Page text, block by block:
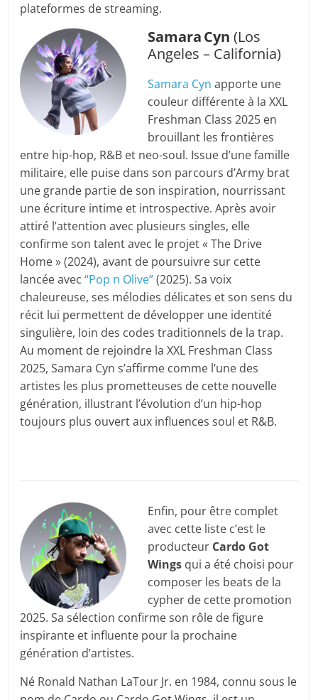
plateformes de streaming.
Samara Cyn (Los
Angeles – California)
Samara Cyn apporte une
couleur différente à la XXL
Freshman Class 2025 en
brouillant les frontières
entre hip-hop, R&B et neo-soul. Issue d’une famille
militaire, elle puise dans son parcours d’Army brat
une grande partie de son inspiration, nourrissant
une écriture intime et introspective. Après avoir
attiré l’attention avec plusieurs singles, elle
confirme son talent avec le projet « The Drive
Home » (2024), avant de poursuivre sur cette
lancée avec“Pop n Olive”(2025). Sa voix
chaleureuse, ses mélodies délicates et son sens du
récit lui permettent de développer une identité
singulière, loin des codes traditionnels de la trap.
Au moment de rejoindre la XXL Freshman Class
2025, Samara Cyn s’affirme comme l’une des
artistes les plus prometteuses de cette nouvelle
génération, illustrant l’évolution d’un hip-hop
toujours plus ouvert aux influences soul et R&B.
Enfin, pour être complet
avec cette liste c’est le
producteur Cardo Got
Wings qui a été choisi pour
composer les beats de la
cypher de cette promotion
2025. Sa sélection confirme son rôle de figure
inspirante et influente pour la prochaine
génération d’artistes.
Né Ronald Nathan LaTour Jr. en 1984, connu sous le